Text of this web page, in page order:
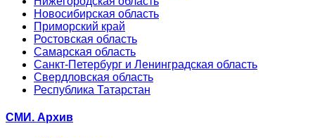
Новосибирская область
Приморский край
Ростовская область
Самарская область
Санкт-Петербург и Ленинградская область
Свердловская область
Республика Татарстан
СМИ. Архив